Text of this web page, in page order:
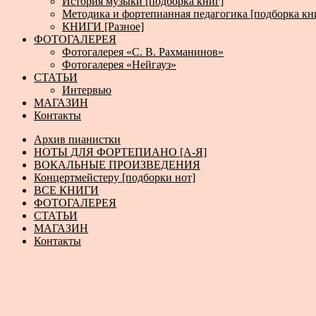
Методика и фортепианная педагогика [подборка
КНИГИ [Разное]
ФОТОГАЛЕРЕЯ
Фотогалерея «С. В. Рахманинов»
Фотогалерея «Нейгауз»
СТАТЬИ
Интервью
МАГАЗИН
Контакты
Архив пианистки
НОТЫ ДЛЯ ФОРТЕПИАНО [А-Я]
ВОКАЛЬНЫЕ ПРОИЗВЕДЕНИЯ
Концертмейстеру [подборки нот]
ВСЕ КНИГИ
ФОТОГАЛЕРЕЯ
СТАТЬИ
МАГАЗИН
Контакты